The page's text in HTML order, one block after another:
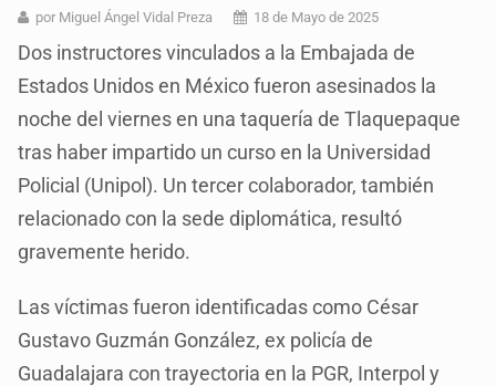
por Miguel Ángel Vidal Preza 18 de Mayo de 2025
Dos instructores vinculados a la Embajada de
Estados Unidos en México fueron asesinados la
noche del viernes en una taquería de Tlaquepaque
tras haber impartido un curso en la Universidad
Policial (Unipol). Un tercer colaborador, también
relacionado con la sede diplomática, resultó
gravemente herido.
Las víctimas fueron identificadas como César
Gustavo Guzmán González, ex policía de
Guadalajara con trayectoria en la PGR, Interpol y